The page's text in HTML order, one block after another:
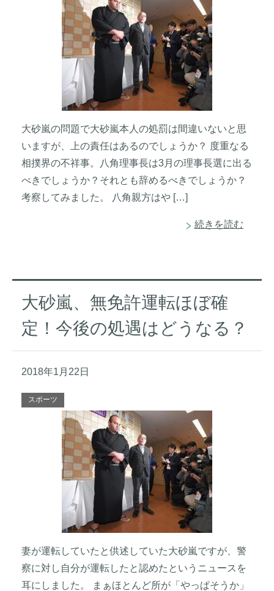
大砂嵐の問題で大砂嵐本人の処罰は間違いないと思
いますが、上の責任はあるのでしょうか？ 度重なる
相撲界の不祥事。八角理事長は3月の理事長選に出る
べきでしょうか？それとも辞めるべきでしょうか？
考察してみました。 八角親方はや […]
続きを読む
大砂嵐、無免許運転ほぼ確
定！今後の処遇はどうなる？
2018年1月22日
スポーツ
妻が運転していたと供述していた大砂嵐ですが、警
察に対し自分が運転したと認めたというニュースを
耳にしました。 まぁほとんど所が「やっぱそうか」